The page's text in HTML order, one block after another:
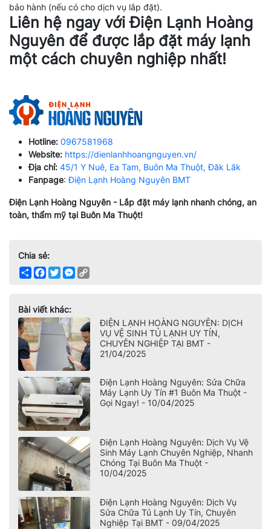
bảo hành (nếu có cho dịch vụ lắp đặt).
Liên hệ ngay với Điện Lạnh Hoàng
Nguyên để được lắp đặt máy lạnh
một cách chuyên nghiệp nhất!
Hotline: 0967581968
Website: https://dienlanhhoangnguyen.vn/
Địa chỉ: 45/1 Y Nuê, Ea Tam, Buôn Ma Thuột, Đăk Lăk
Fanpage:Điện Lạnh Hoàng Nguyên BMT
Điện Lạnh Hoàng Nguyên - Lắp đặt máy lạnh nhanh chóng, an
toàn, thẩm mỹ tại Buôn Ma Thuột!
Chia sẻ:
ShareFacebook
TwitterMessenger
Bài viết khác:
ĐIỆN LẠNH HOÀNG NGUYÊN: DỊCH
VỤ VỆ SINH TỦ LẠNH UY TÍN,
CHUYÊN NGHIỆP TẠI BMT -
21/04/2025
Điện Lạnh Hoàng Nguyên: Sửa Chữa
Máy Lạnh Uy Tín #1 Buôn Ma Thuột -
Gọi Ngay! - 10/04/2025
Điện Lạnh Hoàng Nguyên: Dịch Vụ Vệ
Sinh Máy Lạnh Chuyên Nghiệp, Nhanh
Chóng Tại Buôn Ma Thuột -
10/04/2025
Điện Lạnh Hoàng Nguyên: Dịch Vụ
Sửa Chữa Tủ Lạnh Uy Tín, Chuyên
Nghiệp Tại BMT - 09/04/2025